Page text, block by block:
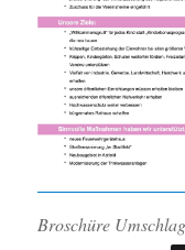
Broschüre Umschlag